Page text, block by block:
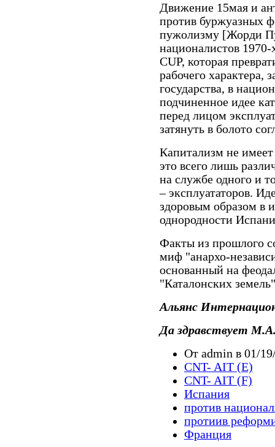
Движение 15мая и
против буржуазных
пужолизму [Жорди
националистов 1970-
CUP, которая
рабочего характера,
государства, в
подчиненное идее
перед лицом
затянуть в болото
Капитализм не
это всего лишь
на службе одного и
– эксплуататоров.
здоровым образом в
однородности
Факты из прошлого
миф "анархо-
основанный на
"Каталонских земель"
Альянс
Да здравствует
От admin в 01/
CNT- AIT (E)
CNT- AIT (F)
Испания
против
протиив
Франция